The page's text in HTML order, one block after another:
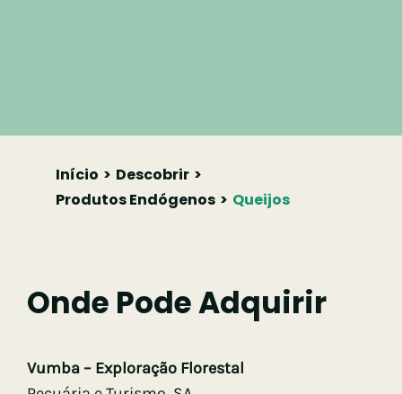
Início
Descobrir
Produtos Endógenos
Queijos
Onde Pode Adquirir
Vumba – Exploração Florestal